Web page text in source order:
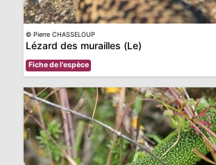
© Pierre CHASSELOUP
Lézard des murailles (Le)
Fiche de l'espèce